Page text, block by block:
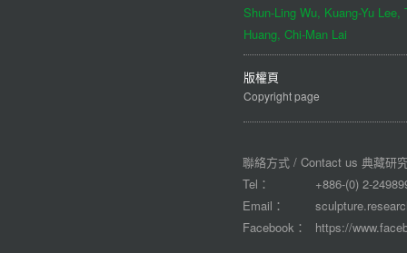
Shun-Ling Wu, Kuang-Yu Lee,
Huang, Chi-Man Lai
版權頁
Copyright page
聯絡方式 / Contact us 典藏研
Tel：
+886-(0) 2-
Email：
Facebook：
https://